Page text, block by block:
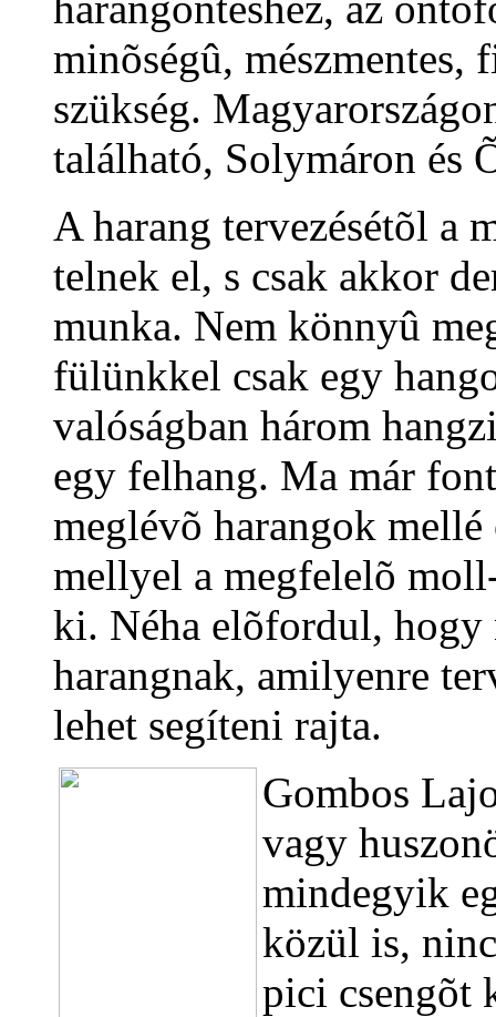
minõségû, mészmentes,
szükség.
található, Solymáron és
A harang tervezésétõl a
telnek el, s csak akkor
munka. Nem könnyû
fülünkkel csak egy
valóságban három
egy felhang. Ma már
meglévõ harangok
mellyel a megfelelõ
ki. Néha elõfordul, hogy
harangnak, amilyenre
lehet segíteni rajta.
Gombos
vagy
mindegyik
közül is,
pici csengõt